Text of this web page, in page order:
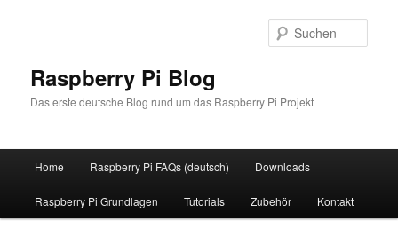
Raspberry Pi Blog
Das erste deutsche Blog rund um das Raspberry Pi Projekt
Home Raspberry Pi FAQs (deutsch) Downloads
Raspberry Pi Grundlagen Tutorials Zubehör Kontakt